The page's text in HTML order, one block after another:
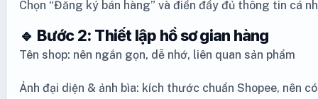
Chọn “Đăng ký bán hàng” và điền đầy đủ thông tin cá
🔹 Bước 2: Thiết lập hồ sơ gian hàng
Tên shop: nên ngắn gọn, dễ nhớ, liên quan sản phẩm
Ảnh đại diện & ảnh bìa: kích thước chuẩn Shopee, nên